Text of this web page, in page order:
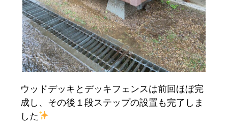
ウッドデッキとデッキフェンスは前回ほぼ完
成し、その後１段ステップの設置も完了しま
した